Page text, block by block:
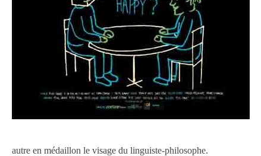
autre en médaillon le visage du linguiste-philosophe.